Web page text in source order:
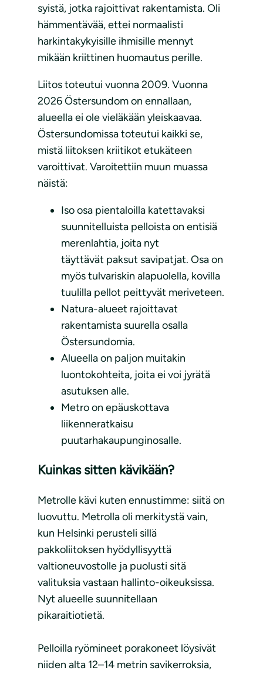
syistä, jotka rajoittivat rakentamista. Oli
hämmentävää, ettei normaalisti
harkintakykyisille ihmisille mennyt
mikään kriittinen huomautus perille.
Liitos toteutui vuonna 2009. Vuonna
2026 Östersundom on ennallaan,
alueella ei ole vieläkään yleiskaavaa.
Östersundomissa toteutui kaikki se,
mistä liitoksen kriitikot etukäteen
varoittivat. Varoitettiin muun muassa
näistä:
Iso osa pientaloilla katettavaksi
suunnitelluista pelloista on entisiä
merenlahtia, joita nyt
täyttävät paksut savipatjat. Osa on
myös tulvariskin alapuolella, kovilla
tuulilla pellot peittyvät meriveteen.
Natura-alueet rajoittavat
rakentamista suurella osalla
Östersundomia.
Alueella on paljon muitakin
luontokohteita, joita ei voi jyrätä
asutuksen alle.
Metro on epäuskottava
liikenneratkaisu
puutarhakaupunginosalle.
Kuinkas sitten kävikään?
Metrolle kävi kuten ennustimme: siitä on
luovuttu. Metrolla oli merkitystä vain,
kun Helsinki perusteli sillä
pakkoliitoksen hyödyllisyyttä
valtioneuvostolle ja puolusti sitä
valituksia vastaan hallinto-oikeuksissa.
Nyt alueelle suunnitellaan
pikaraitiotietä.
Pelloilla ryömineet porakoneet löysivät
niiden alta 12–14 metrin savikerroksia,